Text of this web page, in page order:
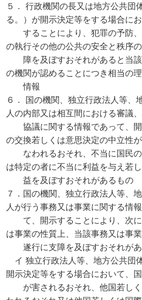
５． 行政機関の長又は地方公共団
る。）が開示決定等をする場合に
することにより、犯罪の予防、
の執行その他の公共の安全と秩序
障を及ぼすおそれがあると当該
の機関が認めることにつき相当の
情報
６． 国の機関、独立行政法人等、
人の内部又は相互間における審議
協議に関する情報であって、開
の交換若しくは意思決定の中立性
なわれるおそれ、不当に国民の
は特定の者に不当に利益を与え若
益を及ぼすおそれがあるもの
７．国の機関、独立行政法人等、
人が行う事務又は事業に関する情
て、開示することにより、次に
は事業の性質上、当該事務又は事
遂行に支障を及ぼすおそれがあ
イ 独立行政法人等、地方公共団
開示決定等をする場合において、
が害されるおそれ、他国若しく